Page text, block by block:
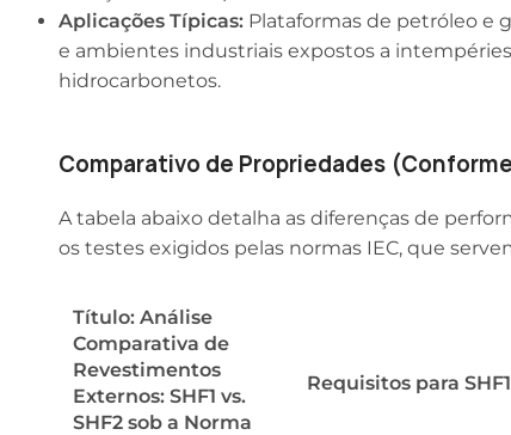
Aplicações Típicas:Plataformas de petróleo e
e ambientes industriais expostos a
hidrocarbonetos.
Comparativo de Propriedades (Conforme
A tabela abaixo detalha as diferenças de
os testes exigidos pelas normas IEC, que
Título: Análise
Comparativa de
Revestimentos
Externos: SHF1 vs.
SHF2 sob a Norma
Requisitos para SHF1